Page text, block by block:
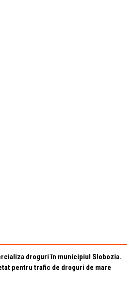
droguri în municipiul Slobozia.
pentru trafic de droguri de mare